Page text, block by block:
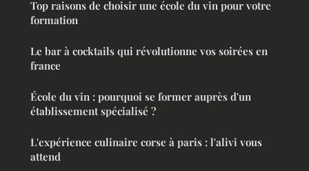
Top raisons de choisir une école du vin pour votre
formation
Le bar à cocktails qui révolutionne vos soirées en
france
École du vin : pourquoi se former auprès d'un
établissement spécialisé ?
L'expérience culinaire corse à paris : l'alivi vous
attend